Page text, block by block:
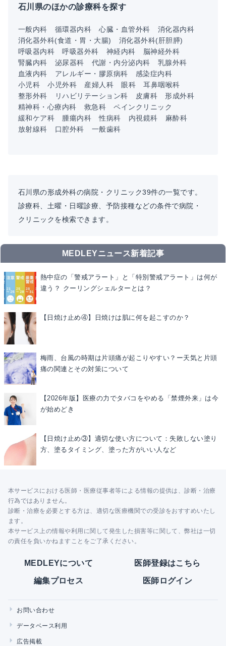
石川県のほかの診療科を探す
一般内科 循環器内科 心臓・血管外科
消化器内科
消化器外科(食道・胃・大腸)
消化器外科(肝胆膵)
呼吸器内科
呼吸器外科 神経内科
脳神経外科
腎臓内科
泌尿器科 代謝・内分泌内科
乳腺外科
血液内科
アレルギー・膠原病科
感染症内科
小児科
小児外科 産婦人科 眼科
耳鼻咽喉科
整形外科
リハビリテーション科 皮膚科
形成外科
精神科・心療内科
救急科
ペインクリニック
緩和ケア科
腫瘍内科 性病科 内視鏡科
麻酔科
放射線科
口腔外科 一般歯科
石川県の形成外科の病院・クリニック39件の一覧です。
診療科、土曜・日曜診療、予防接種などの条件で病院・
クリニックを検索できます。
MEDLEYニュース新着記事
熱中症の「警戒アラート」と「特別警戒アラート」は何が
違う？ クーリングシェルターとは？
【日焼け止め④】日焼けは肌に何を起こすのか？
梅雨、台風の時期は片頭痛が起こりやすい？ー天気と片頭
痛の関連とその対策について
【2026年版】医療の力でタバコをやめる「禁煙外来」は今
が始めどき
【日焼け止め③】適切な使い方について：失敗しない塗り
方、塗るタイミング、塗った方がいい人など
本サービスにおける医師・医療従事者等による情報の提供は、診断・治療
行為ではありません。
診断・治療を必要とする方は、適切な医療機関での受診をおすすめいたし
ます。
本サービス上の情報や利用に関して発生した損害等に関して、弊社は一切
の責任を負いかねますことをご了承ください。
MEDLEYについて 医師登録はこちら
編集プロセス 医師ログイン
お問い合わせ
データベース利用
広告掲載